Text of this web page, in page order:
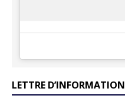
LETTRE D’INFORMATION